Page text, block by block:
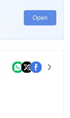
Open